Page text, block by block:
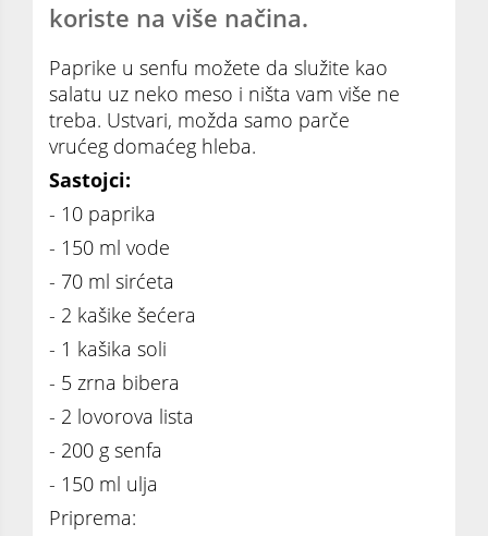
koriste na više načina.
Paprike u senfu možete da služite kao
salatu uz neko meso i ništa vam više ne
treba. Ustvari, možda samo parče
vrućeg domaćeg hleba.
Sastojci:
- 10 paprika
- 150 ml vode
- 70 ml sirćeta
- 2 kašike šećera
- 1 kašika soli
- 5 zrna bibera
- 2 lovorova lista
- 200 g senfa
- 150 ml ulja
Priprema: